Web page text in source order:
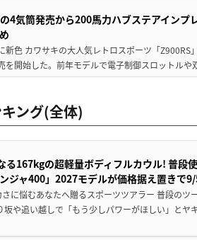
の4気筒発売から200馬力ハブステアイン
新色 カワサキの大人気レトロスポーツ「Z900RS
を開始した。前年モデルで電子制御スロットル
ング(全体)
る167kgの超軽量ボディフルカウル! 普段
ジャ400」2027モデルが価格据え置きで
に悩むあなたへ贈るスポーツツアラー 普段のツ
坂や追い越しで「もう少しパワーがほしい」とヤ